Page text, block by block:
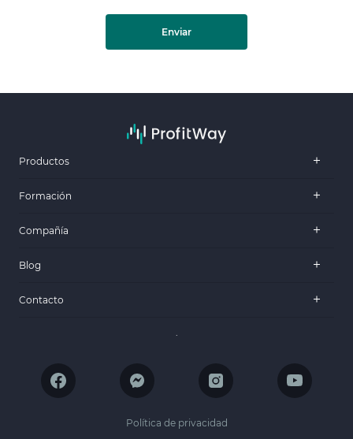
Enviar
Productos
Formación
Compañía
Blog
Contacto
.
Política de privacidad